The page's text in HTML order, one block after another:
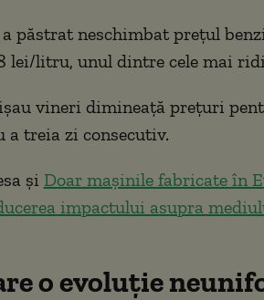
păstrat neschimbat prețul
lei/litru, unul dintre cele mai
vineri dimineață prețuri
a treia zi consecutiv.
și Doar mașinile fabricate în
impactului asupra
o evoluție